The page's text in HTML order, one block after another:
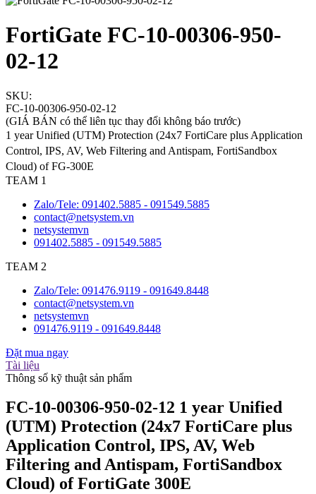
FortiGate FC-10-00306-950-
02-12
SKU:
FC-10-00306-950-02-12
(GIÁ BÁN có thể liên tục thay đổi không báo trước)
1 year Unified (UTM) Protection (24x7 FortiCare plus Application
Control, IPS, AV, Web Filtering and Antispam, FortiSandbox
Cloud) of FG-300E
TEAM 1
Zalo/Tele: 091402.5885 - 091549.5885
contact@netsystem.vn
netsystemvn
091402.5885 - 091549.5885
TEAM 2
Zalo/Tele: 091476.9119 - 091649.8448
contact@netsystem.vn
netsystemvn
091476.9119 - 091649.8448
Đặt mua ngay
Tài liệu
Thông số kỹ thuật sản phẩm
FC-10-00306-950-02-12 ​1 year Unified
(UTM) Protection (24x7 FortiCare plus
Application Control, IPS, AV, Web
Filtering and Antispam, FortiSandbox
Cloud) of FortiGate 300E